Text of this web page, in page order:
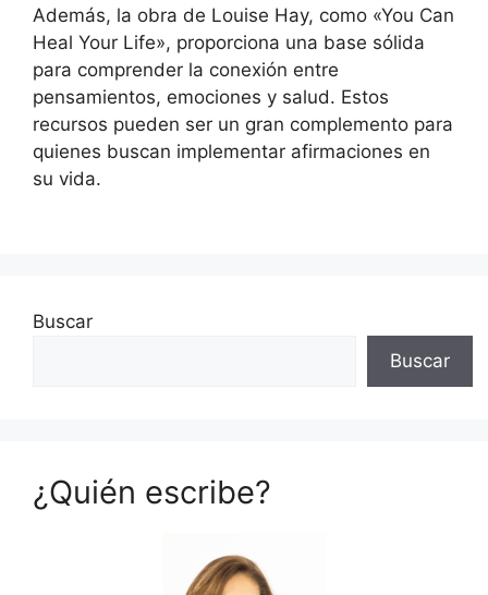
Además, la obra de Louise Hay, como «You Can
Heal Your Life», proporciona una base sólida
para comprender la conexión entre
pensamientos, emociones y salud. Estos
recursos pueden ser un gran complemento para
quienes buscan implementar afirmaciones en
su vida.
Buscar
Buscar
¿Quién escribe?